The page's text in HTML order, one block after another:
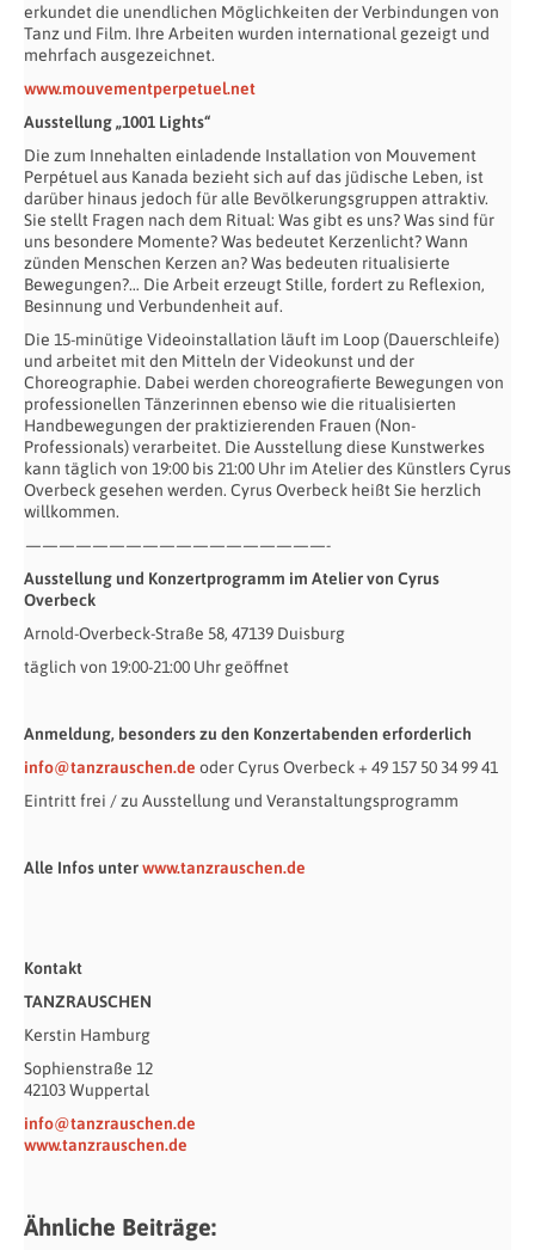
erkundet die unendlichen Möglichkeiten der Verbindungen von
Tanz und Film. Ihre Arbeiten wurden international gezeigt und
mehrfach ausgezeichnet.
www.mouvementperpetuel.net
Ausstellung „1001 Lights“
Die zum Innehalten einladende Installation von Mouvement
Perpétuel aus Kanada bezieht sich auf das jüdische Leben, ist
darüber hinaus jedoch für alle Bevölkerungsgruppen attraktiv.
Sie stellt Fragen nach dem Ritual: Was gibt es uns? Was sind für
uns besondere Momente? Was bedeutet Kerzenlicht? Wann
zünden Menschen Kerzen an? Was bedeuten ritualisierte
Bewegungen?… Die Arbeit erzeugt Stille, fordert zu Reflexion,
Besinnung und Verbundenheit auf.
Die 15-minütige Videoinstallation läuft im Loop (Dauerschleife)
und arbeitet mit den Mitteln der Videokunst und der
Choreographie. Dabei werden choreografierte Bewegungen von
professionellen Tänzerinnen ebenso wie die ritualisierten
Handbewegungen der praktizierenden Frauen (Non-
Professionals) verarbeitet. Die Ausstellung diese Kunstwerkes
kann täglich von 19:00 bis 21:00 Uhr im Atelier des Künstlers Cyrus
Overbeck gesehen werden. Cyrus Overbeck heißt Sie herzlich
willkommen.
——————————————————-
Ausstellung und Konzertprogramm im Atelier von Cyrus
Overbeck
Arnold-Overbeck-Straße 58, 47139 Duisburg
täglich von 19:00-21:00 Uhr geöffnet
Anmeldung, besonders zu den Konzertabenden erforderlich
info@tanzrauschen.de oder Cyrus Overbeck + 49 157 50 34 99 41
Eintritt frei / zu Ausstellung und Veranstaltungsprogramm
Alle Infos unterwww.tanzrauschen.de
Kontakt
TANZRAUSCHEN
Kerstin Hamburg
Sophienstraße 12
42103 Wuppertal
info@tanzrauschen.de
www.tanzrauschen.de
Ähnliche Beiträge: